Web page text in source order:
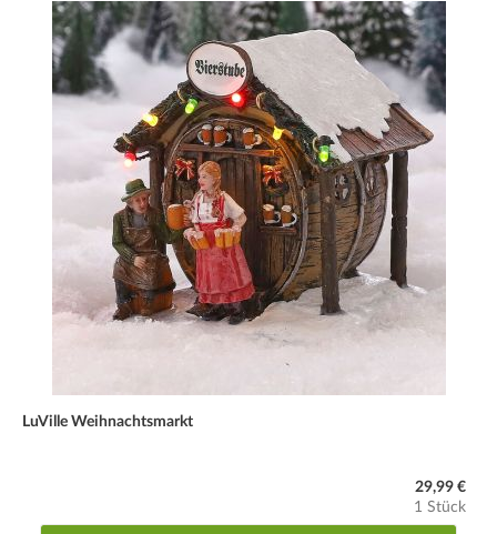
LuVille Weihnachtsmarkt
29,99 €
1 Stück